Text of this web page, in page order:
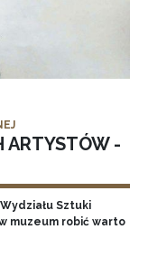
ARTYSTÓW -
Sztuki
muzeum robić warto